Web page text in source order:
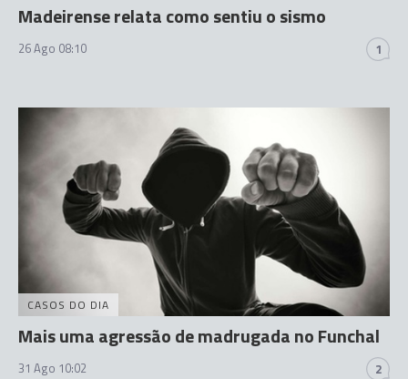
Madeirense relata como sentiu o sismo
26 Ago 08:10 1
CASOS DO DIA
Mais uma agressão de madrugada no Funchal
31 Ago 10:02 2